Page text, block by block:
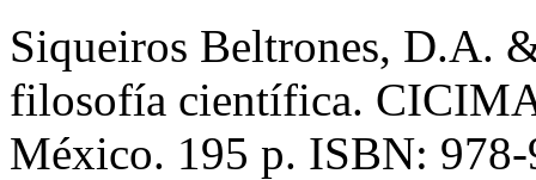
Siqueiros Beltrones, D.A.
filosofía científica.
México. 195 p. ISBN: